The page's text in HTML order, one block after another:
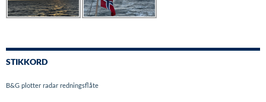
STIKKORD
B&G plotter radar redningsflåte